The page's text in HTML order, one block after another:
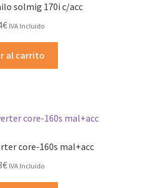
solmig 170i c/acc
€ IVA Incluido
al carrito
core-160s mal+acc
€ IVA Incluido